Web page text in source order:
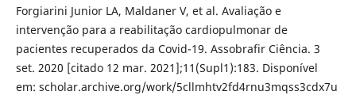
Forgiarini Junior LA, Maldaner V, et al. Avaliação e
intervenção para a reabilitação cardiopulmonar de
pacientes recuperados da Covid-19. Assobrafir Ciência. 3
set. 2020 [citado 12 mar. 2021];11(Supl1):183. Disponível
em: scholar.archive.org/work/5cllmhtv2fd4rnu3mqss3cdx7u